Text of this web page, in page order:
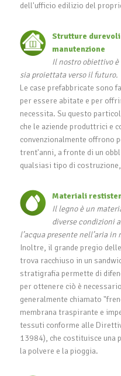
dell'ufficio edilizio del
Strutture
manutenzione
Il nostro obiettivo è
sia proiettata verso il futuro.
Le case prefabbricate sono
per essere abitate e per
necessita. Su questo
che le aziende produttrici e
convenzionalmente offrono
trent'anni, a fronte di un
qualsiasi tipo di
Materiali
Il legno è un
diverse condizioni
l’acqua presente nell’aria in
Inoltre, il grande pregio
trova racchiuso in un
stratigrafia permette di
per ottenere ciò è
generalmente chiamato
membrana traspirante e
tessuti conforme alle
13984), che costituisce una
la polvere e la pioggia.